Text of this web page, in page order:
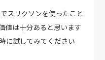
スリクソンを使ったこと
値は十分あると思います
に試してみてください